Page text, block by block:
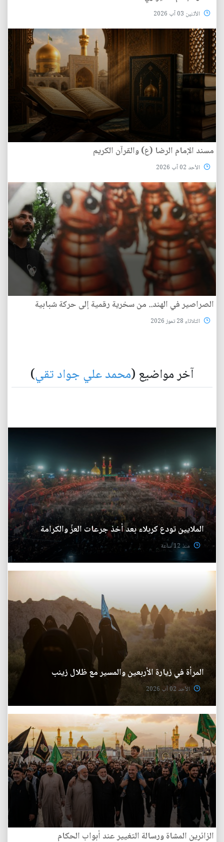
الأثنين 03 آب 2026
مسند الإمام الرضا (ع) والقرآن الكريم
الأحد 02 آب 2026
الصراصير في الهند.. من سخرية رقمية إلى حركة شبابية
الثلاثاء 28 تموز 2026
آخر مواضيع (محمد علي جواد تقي)
الملايين تودع كربلاء بعد أخذ جرعات العزّ والكرامة
منذ 12 ساعة
المرأة في زيارة الأربعين والمسير مع ظلال زينب
الأحد 02 آب 2026
الزائرين المشاة ورسالة التغيير عند أبواب الحكام